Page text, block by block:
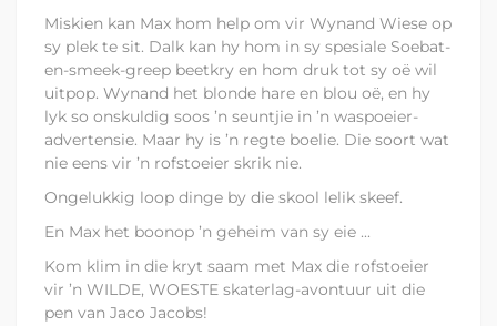
Miskien kan Max hom help om vir Wynand Wiese op
sy plek te sit. Dalk kan hy hom in sy spesiale Soebat-
en-smeek-greep beetkry en hom druk tot sy oë wil
uitpop. Wynand het blonde hare en blou oë, en hy
lyk so onskuldig soos ’n seuntjie in ’n waspoeier-
advertensie. Maar hy is ’n regte boelie. Die soort wat
nie eens vir ’n rofstoeier skrik nie.
Ongelukkig loop dinge by die skool lelik skeef.
En Max het boonop ’n geheim van sy eie ...
Kom klim in die kryt saam met Max die rofstoeier
vir ’n WILDE, WOESTE skaterlag-avontuur uit die
pen van Jaco Jacobs!